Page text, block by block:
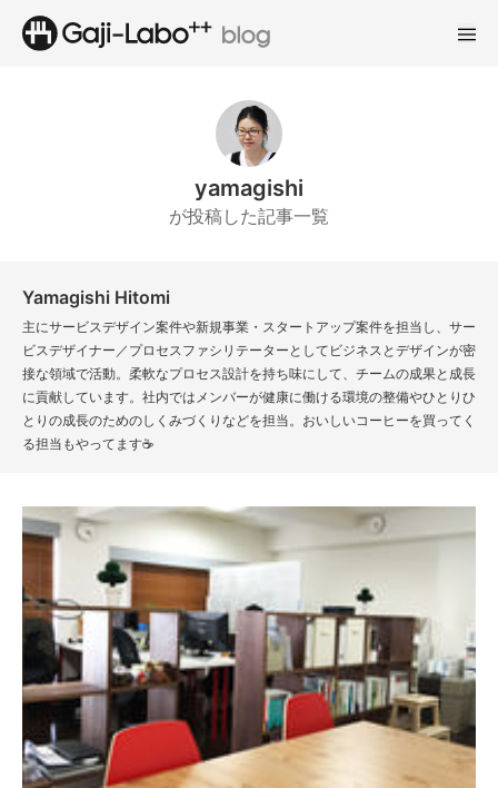
yamagishi
が投稿した記事一覧
Yamagishi Hitomi
主にサービスデザイン案件や新規事業・スタートアップ案件を担当し、サー
ビスデザイナー／プロセスファシリテーターとしてビジネスとデザインが密
接な領域で活動。柔軟なプロセス設計を持ち味にして、チームの成果と成長
に貢献しています。社内ではメンバーが健康に働ける環境の整備やひとりひ
とりの成長のためのしくみづくりなどを担当。おいしいコーヒーを買ってく
る担当もやってます☕